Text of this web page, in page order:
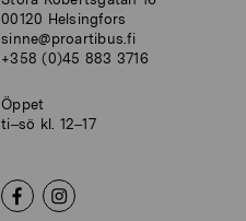
00120 Helsingfors
sinne@proartibus.fi
+358 (0)45 883 3716
Öppet
ti–sö kl. 12–17